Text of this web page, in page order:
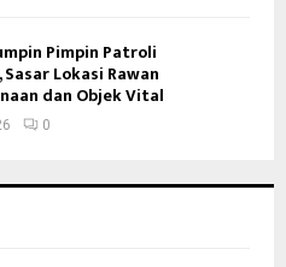
Pimpin Patroli
Lokasi Rawan
dan Objek Vital
0